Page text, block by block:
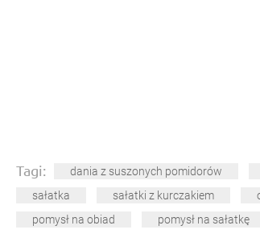
Tagi: dania z suszonych pomidorów
sałatka
sałatki z kurczakiem
pomysł na obiad
pomysł na sałatkę